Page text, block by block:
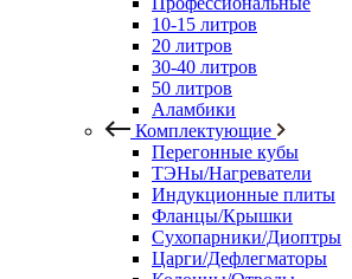
10-15 литров
20 литров
30-40 литров
50 литров
Аламбики
Комплектующие
Перегонные кубы
ТЭНы/Нагреватели
Индукционные плиты
Фланцы/Крышки
Сухопарники/Диоптры
Царги/Дефлегматоры